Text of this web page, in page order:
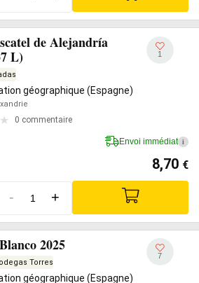
de Alejandría
L)
géographique (Espagne)
0 commentaire
1
Envoi immédiat i
8,70 €
- +
2025
Torres
géographique (Espagne)
7